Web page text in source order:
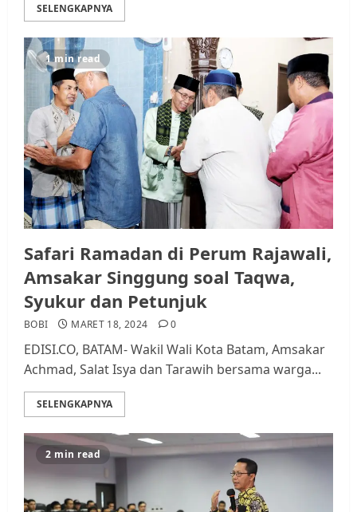
SELENGKAPNYA
1 min read
Safari Ramadan di Perum Rajawali,
Amsakar Singgung soal Taqwa,
Syukur dan Petunjuk
BOBI MARET 18, 2024 0
EDISI.CO, BATAM- Wakil Wali Kota Batam, Amsakar
Achmad, Salat Isya dan Tarawih bersama warga...
SELENGKAPNYA
2 min read